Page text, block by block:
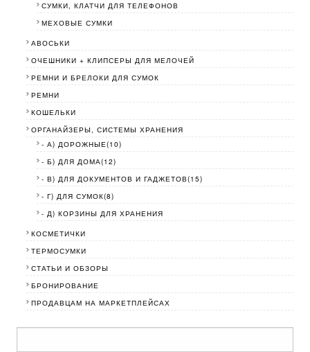
СУМКИ, КЛАТЧИ ДЛЯ ТЕЛЕФОНОВ
МЕХОВЫЕ СУМКИ
АВОСЬКИ
ОЧЕШНИКИ + КЛИПСЕРЫ ДЛЯ МЕЛОЧЕЙ
РЕМНИ И БРЕЛОКИ ДЛЯ СУМОК
РЕМНИ
КОШЕЛЬКИ
ОРГАНАЙЗЕРЫ, СИСТЕМЫ ХРАНЕНИЯ
- А) ДОРОЖНЫЕ(10)
- Б) ДЛЯ ДОМА(12)
- В) ДЛЯ ДОКУМЕНТОВ И ГАДЖЕТОВ(15)
- Г) ДЛЯ СУМОК(8)
- Д) КОРЗИНЫ ДЛЯ ХРАНЕНИЯ
КОСМЕТИЧКИ
ТЕРМОСУМКИ
СТАТЬИ И ОБЗОРЫ
БРОНИРОВАНИЕ
ПРОДАВЦАМ НА МАРКЕТПЛЕЙСАХ